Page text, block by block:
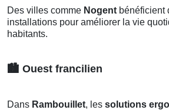
Des villes comme Nogent bénéficient
installations pour améliorer la vie
habitants.
🏙️ Ouest francilien
Dans Rambouillet, les solutions